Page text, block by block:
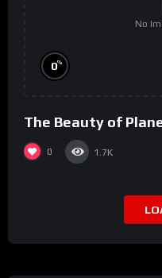
No
0%
The Beauty of
0 1.7K